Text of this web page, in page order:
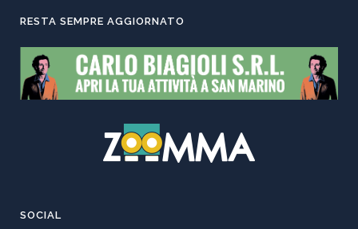
RESTA SEMPRE AGGIORNATO
SOCIAL